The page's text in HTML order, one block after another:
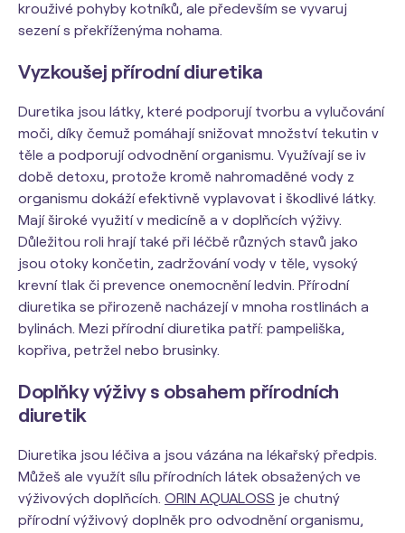
krouživé pohyby kotníků, ale především se vyvaruj
sezení s překříženýma nohama.
Vyzkoušej přírodní diuretika
Duretika jsou látky, které podporují tvorbu a vylučování
moči, díky čemuž pomáhají snižovat množství tekutin v
těle a podporují odvodnění organismu. Využívají se iv
době detoxu, protože kromě nahromaděné vody z
organismu dokáží efektivně vyplavovat i škodlivé látky.
Mají široké využití v medicíně a v doplňcích výživy.
Důležitou roli hrají také při léčbě různých stavů jako
jsou otoky končetin, zadržování vody v těle, vysoký
krevní tlak či prevence onemocnění ledvin. Přírodní
diuretika se přirozeně nacházejí v mnoha rostlinách a
bylinách. Mezi přírodní diuretika patří: pampeliška,
kopřiva, petržel nebo brusinky.
Doplňky výživy s obsahem přírodních
diuretik
Diuretika jsou léčiva a jsou vázána na lékařský předpis.
Můžeš ale využít sílu přírodních látek obsažených ve
výživových doplňcích. ORIN AQUALOSS je chutný
přírodní výživový doplněk pro odvodnění organismu,